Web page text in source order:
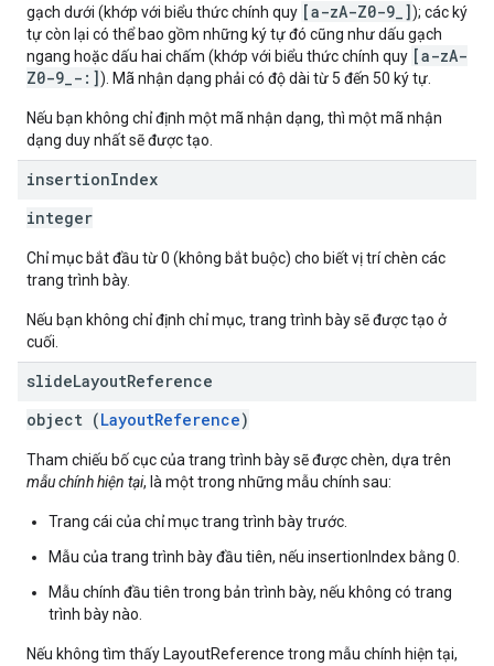
gạch dưới (khớp với biểu thức chính quy [a-zA-Z0-9_]); các ký
tự còn lại có thể bao gồm những ký tự đó cũng như dấu gạch
ngang hoặc dấu hai chấm (khớp với biểu thức chính quy [a-zA-
Z0-9_-:]). Mã nhận dạng phải có độ dài từ 5 đến 50 ký tự.
Nếu bạn không chỉ định một mã nhận dạng, thì một mã nhận
dạng duy nhất sẽ được tạo.
insertionIndex
integer
Chỉ mục bắt đầu từ 0 (không bắt buộc) cho biết vị trí chèn các
trang trình bày.
Nếu bạn không chỉ định chỉ mục, trang trình bày sẽ được tạo ở
cuối.
slideLayoutReference
object (LayoutReference)
Tham chiếu bố cục của trang trình bày sẽ được chèn, dựa trên
mẫu chính hiện tại, là một trong những mẫu chính sau:
Trang cái của chỉ mục trang trình bày trước.
Mẫu của trang trình bày đầu tiên, nếu insertionIndex bằng 0.
Mẫu chính đầu tiên trong bản trình bày, nếu không có trang
trình bày nào.
Nếu không tìm thấy LayoutReference trong mẫu chính hiện tại,